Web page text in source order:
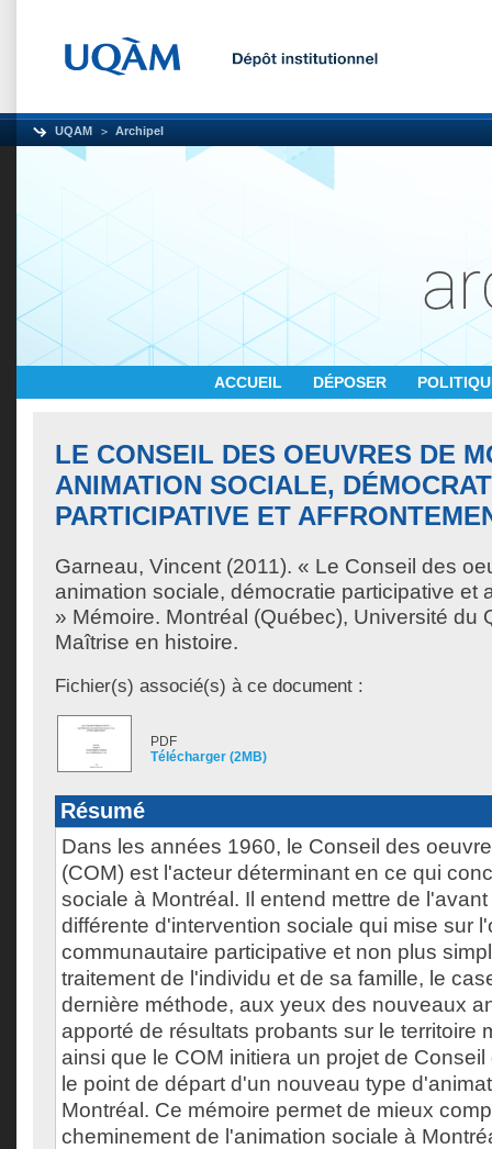
UQAM Archipel
ACCUEIL DÉPOSER
LE CONSEIL DES OEUVRES DE
ANIMATION SOCIALE,
PARTICIPATIVE ET
Garneau, Vincent (2011). « Le Conseil des
animation sociale, démocratie participative et
» Mémoire. Montréal (Québec), Université du
Maîtrise en histoire.
Fichier(s) associé(s) à ce document :
PDF
Télécharger (2MB)
Résumé
Dans les années 1960, le Conseil des
(COM) est l'acteur déterminant en ce qui
sociale à Montréal. Il entend mettre de
différente d'intervention sociale qui mise sur
communautaire participative et non plus
traitement de l'individu et de sa famille, le
dernière méthode, aux yeux des nouveaux
apporté de résultats probants sur le territoire
ainsi que le COM initiera un projet de
le point de départ d'un nouveau type
Montréal. Ce mémoire permet de mieux
cheminement de l'animation sociale à